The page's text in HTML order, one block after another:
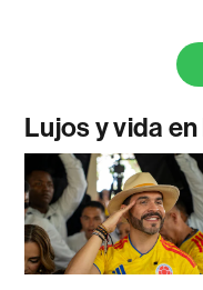
Lujos y vida